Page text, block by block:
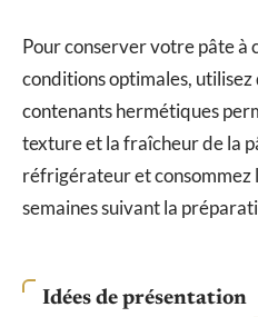
Pour conserver votre pâte à
conditions optimales, utilisez
contenants hermétiques
texture et la fraîcheur de la
réfrigérateur et consommez
semaines suivant la
Idées de présentation